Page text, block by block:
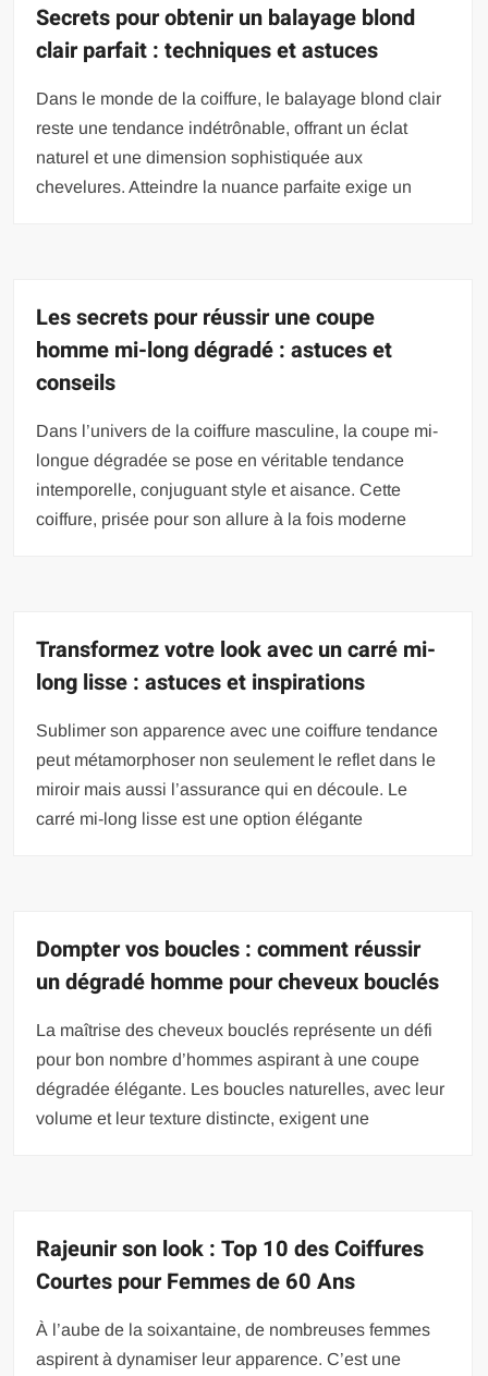
Secrets pour obtenir un balayage blond
clair parfait : techniques et astuces
Dans le monde de la coiffure, le balayage blond clair
reste une tendance indétrônable, offrant un éclat
naturel et une dimension sophistiquée aux
chevelures. Atteindre la nuance parfaite exige un
Les secrets pour réussir une coupe
homme mi-long dégradé : astuces et
conseils
Dans l’univers de la coiffure masculine, la coupe mi-
longue dégradée se pose en véritable tendance
intemporelle, conjuguant style et aisance. Cette
coiffure, prisée pour son allure à la fois moderne
Transformez votre look avec un carré mi-
long lisse : astuces et inspirations
Sublimer son apparence avec une coiffure tendance
peut métamorphoser non seulement le reflet dans le
miroir mais aussi l’assurance qui en découle. Le
carré mi-long lisse est une option élégante
Dompter vos boucles : comment réussir
un dégradé homme pour cheveux bouclés
La maîtrise des cheveux bouclés représente un défi
pour bon nombre d’hommes aspirant à une coupe
dégradée élégante. Les boucles naturelles, avec leur
volume et leur texture distincte, exigent une
Rajeunir son look : Top 10 des Coiffures
Courtes pour Femmes de 60 Ans
À l’aube de la soixantaine, de nombreuses femmes
aspirent à dynamiser leur apparence. C’est une